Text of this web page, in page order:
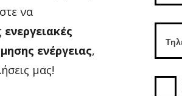
να
ενεργειακές
ενέργειας,
μας!